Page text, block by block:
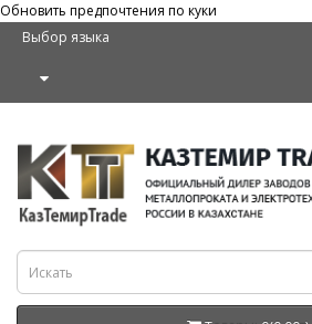
Обновить предпочтения по куки
Выбор языка